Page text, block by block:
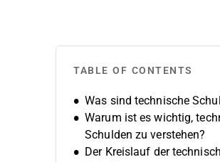
TABLE OF CONTENTS
Was sind technische
Warum ist es wichtig,
Schulden zu verstehen?
Der Kreislauf der